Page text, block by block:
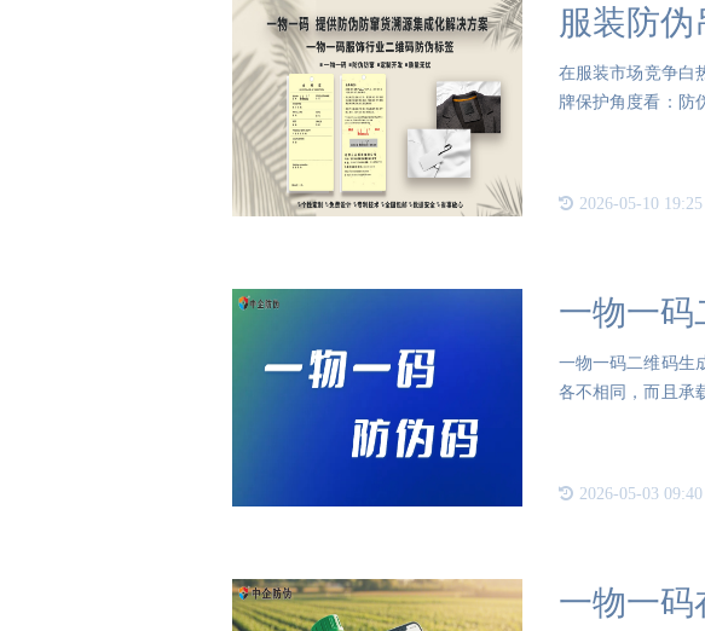
服装防
在服装市场竞争白
牌保护角度看：防
2026-05-10 19:25
一物一码
一物一码二维码生
各不相同，而且承
2026-05-03 09:40
一物一码